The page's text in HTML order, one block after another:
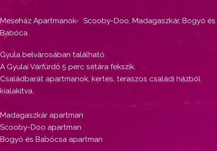
Meseház Apartmanok- Scooby-Doo, Madagaszkár, Bogyó és
Babóca
Gyula belvárosában található.
A Gyulai Várfürdő 5 perc sétára fekszik.
Családbarát apartmanok, kertes, teraszos családi házból
kialakítva.
Madagaszkár apartman
Scooby-Doo apartman
Bogyó és Babócsa apartman